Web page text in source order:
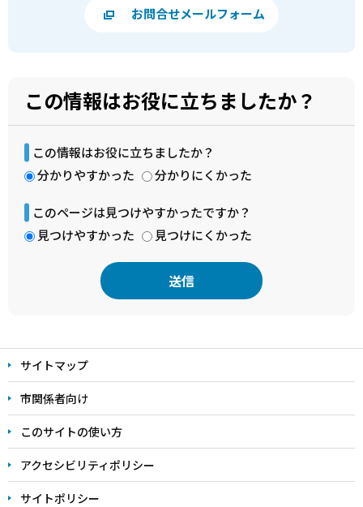
お問合せメールフォーム
この情報はお役に立ちましたか？
この情報はお役に立ちましたか？
分かりやすかった
分かりにくかった
このページは見つけやすかったですか？
見つけやすかった
見つけにくかった
文
こ
こ
ま
で
サイトマップ
市関係者向け
このサイトの使い方
アクセシビリティポリシー
サイトポリシー